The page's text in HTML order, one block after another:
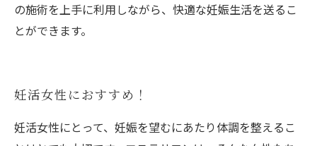
の施術を上手に利用しながら、快適な妊娠生活を送るこ
とができます。
妊活女性におすすめ！
妊活女性にとって、妊娠を望むにあたり体調を整えるこ